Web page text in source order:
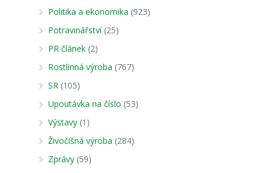
Politika a ekonomika (923)
Potravinářství(25)
PR článek(2)
Rostlinná výroba (767)
SR(105)
Upoutávka na číslo (53)
Výstavy(1)
Živočišná výroba (284)
Zprávy(59)